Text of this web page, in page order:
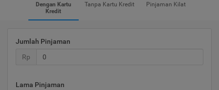
Dengan Kartu
Kredit
Tanpa Kartu Kredit Pinjaman Kilat
Jumlah Pinjaman
Rp
Lama Pinjaman